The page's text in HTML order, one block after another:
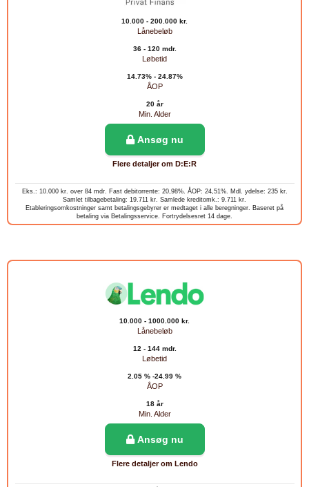
10.000 - 200.000 kr.
Lånebeløb
36 - 120 mdr.
Løbetid
14.73% - 24.87%
ÅOP
20 år
Min. Alder
Ansøg nu
Flere detaljer om D:E:R
Eks.: 10.000 kr. over 84 mdr. Fast debitorrente: 20,98%. ÅOP: 24,51%. Mdl. ydelse: 235 kr.
Samlet tilbagebetaling: 19.711 kr. Samlede kreditomk.: 9.711 kr.
Etableringsomkostninger samt betalingsgebyrer er medtaget i alle beregninger. Baseret på
betaling via Betalingsservice. Fortrydelsesret 14 dage.
10.000 - 1000.000 kr.
Lånebeløb
12 - 144 mdr.
Løbetid
2.05 % -24.99 %
ÅOP
18 år
Min. Alder
Ansøg nu
Flere detaljer om Lendo